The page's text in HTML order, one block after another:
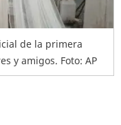
de la primera
y amigos. Foto: AP